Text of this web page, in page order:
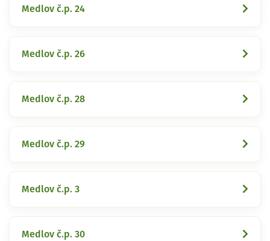
Medlov č.p. 24
Medlov č.p. 26
Medlov č.p. 28
Medlov č.p. 29
Medlov č.p. 3
Medlov č.p. 30